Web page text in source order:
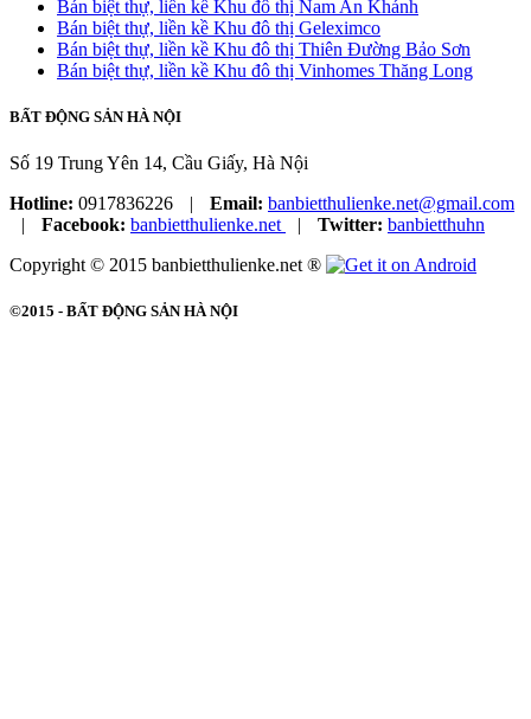
Bán biệt thự, liền kề Khu đô thị Nam An Khánh
Bán biệt thự, liền kề Khu đô thị Geleximco
Bán biệt thự, liền kề Khu đô thị Thiên Đường Bảo Sơn
Bán biệt thự, liền kề Khu đô thị Vinhomes Thăng Long
BẤT ĐỘNG SẢN HÀ NỘI
Số 19 Trung Yên 14, Cầu Giấy, Hà Nội
Hotline: 0917836226 | Email: banbietthulienke.net@gmail.com
|
Facebook: banbietthulienke.net | Twitter: banbietthuhn
Copyright © 2015 banbietthulienke.net ®
©2015 - BẤT ĐỘNG SẢN HÀ NỘI